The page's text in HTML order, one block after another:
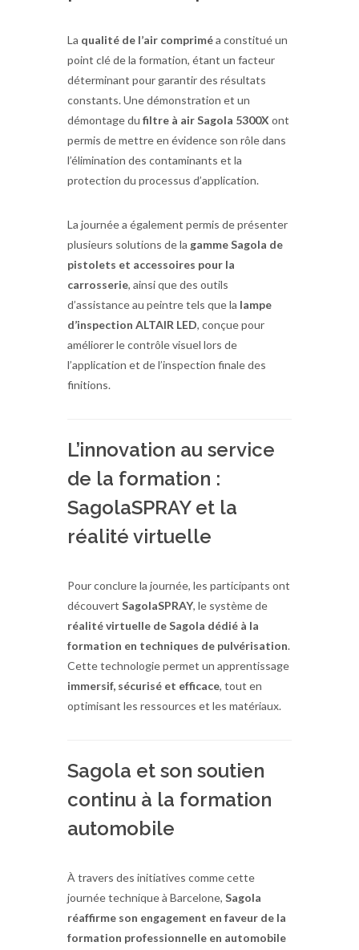
La qualité de l’air compriméa constitué un
point clé de la formation, étant un facteur
déterminant pour garantir des résultats
constants. Une démonstration et un
démontage du filtre à air Sagola 5300X ont
permis de mettre en évidence son rôle dans
l’élimination des contaminants et la
protection du processus d’application.
La journée a également permis de présenter
plusieurs solutions de la gamme Sagola de
pistolets et accessoires pour la
carrosserie, ainsi que des outils
d’assistance au peintre tels que la lampe
d’inspection ALTAIR LED, conçue pour
améliorer le contrôle visuel lors de
l’application et de l’inspection finale des
finitions.
L’innovation au service
de la formation :
SagolaSPRAY et la
réalité virtuelle
Pour conclure la journée, les participants ont
découvert SagolaSPRAY, le système de
réalité virtuelle de Sagola dédié à la
formation en techniques de pulvérisation.
Cette technologie permet un apprentissage
immersif, sécurisé et efficace, tout en
optimisant les ressources et les matériaux.
Sagola et son soutien
continu à la formation
automobile
À travers des initiatives comme cette
journée technique à Barcelone, Sagola
réaffirme son engagement en faveur de la
formation professionnelle en automobile